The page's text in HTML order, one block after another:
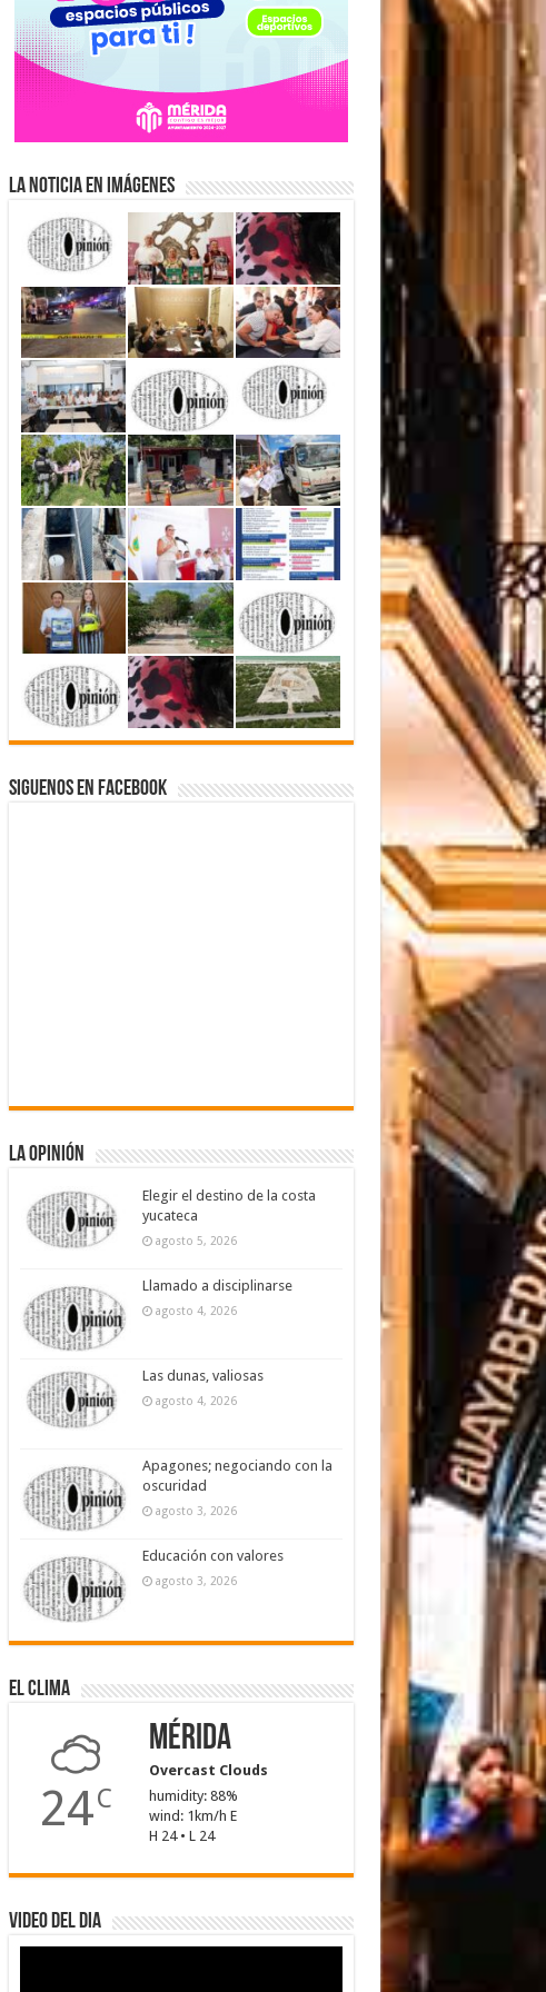
La Noticia en Imágenes
Siguenos en Facebook
La Opinión
Elegir el destino de la costa
yucateca
agosto 5, 2026
Llamado a disciplinarse
agosto 4, 2026
Las dunas, valiosas
agosto 4, 2026
Apagones; negociando con la
oscuridad
agosto 3, 2026
Educación con valores
agosto 3, 2026
El Clima
24C
Mérida
Overcast Clouds
humidity: 88%
wind: 1km/h E
H 24 • L 24
Video del dia